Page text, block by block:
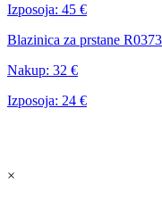
Izposoja: 45 €
Blazinica za prstane R0373
Nakup: 32 €
Izposoja: 24 €
×